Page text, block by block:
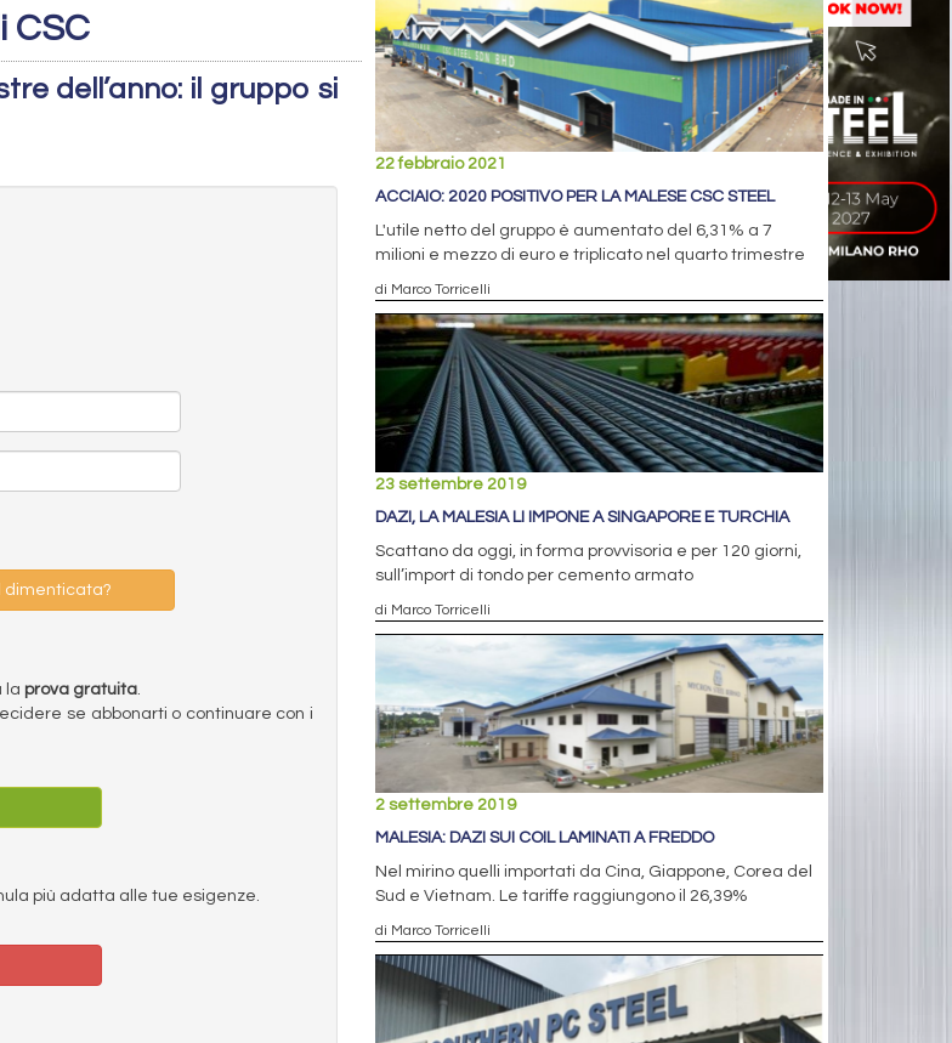
CSC
dell’anno: il gruppo si
dimenticata?
la prova gratuita.
se abbonarti o continuare con i
più adatta alle tue esigenze.
22 febbraio 2021
ACCIAIO: 2020 POSITIVO PER LA MALESE CSC STEEL
L'utile netto del gruppo è aumentato del 6,31% a 7
milioni e mezzo di euro e triplicato nel quarto trimestre
di Marco Torricelli
23 settembre 2019
DAZI, LA MALESIA LI IMPONE A SINGAPORE E TURCHIA
Scattano da oggi, in forma provvisoria e per 120 giorni,
sull’import di tondo per cemento armato
di Marco Torricelli
2 settembre 2019
MALESIA: DAZI SUI COIL LAMINATI A FREDDO
Nel mirino quelli importati da Cina, Giappone, Corea del
Sud e Vietnam. Le tariffe raggiungono il 26,39%
di Marco Torricelli